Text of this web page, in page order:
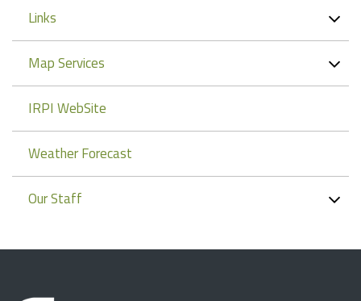
Links
Map Services
IRPI WebSite
Weather Forecast
Our Staff